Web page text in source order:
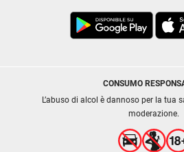
CONSUMO
L’abuso di alcol è dannoso per la tua
moderazione.